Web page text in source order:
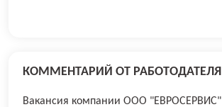
КОММЕНТАРИЙ ОТ РАБОТОДАТЕЛЯ
Вакансия компании ООО "ЕВРОСЕРВИС"